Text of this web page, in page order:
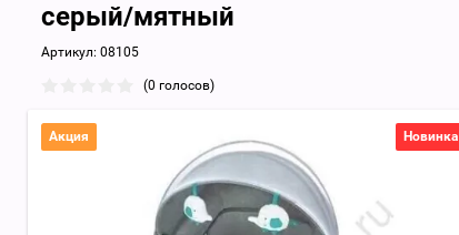
серый/мятный
Артикул: 08105
(0 голосов)
Акция Новинка